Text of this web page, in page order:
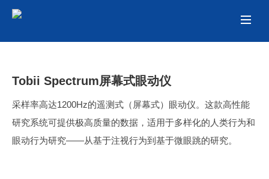
Tobii Spectrum屏幕式眼动仪
采样率高达1200Hz的遥测式（屏幕式）眼动仪。这款高性能
研究系统可提供极高质量的数据，适用于多样化的人类行为和
眼动行为研究——从基于注视行为到基于微眼跳的研究。